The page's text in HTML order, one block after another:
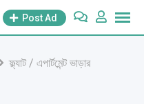
Post Ad
ফ্ল্যাট / এপার্টমেন্ট ভাড়ার